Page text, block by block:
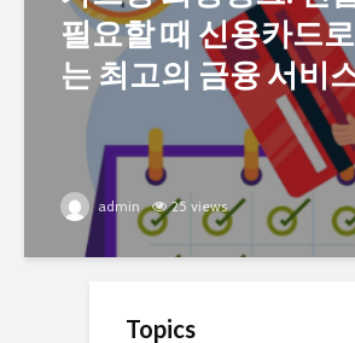
필요할 때 신용카드
는 최고의 금융 서비
admin 25 views
Topics